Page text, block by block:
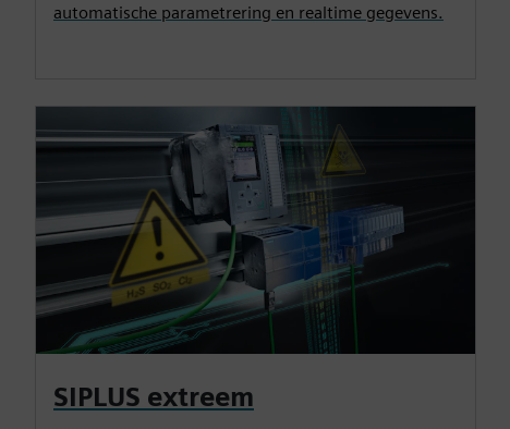
automatische parametrering en realtime gegevens.
SIPLUS extreem